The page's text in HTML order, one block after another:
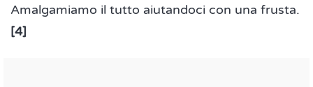
Amalgamiamo il tutto aiutandoci con una frusta.
[4]